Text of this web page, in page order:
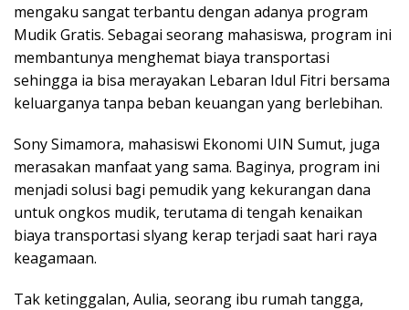
mengaku sangat terbantu dengan adanya program
Mudik Gratis. Sebagai seorang mahasiswa, program ini
membantunya menghemat biaya transportasi
sehingga ia bisa merayakan Lebaran Idul Fitri bersama
keluarganya tanpa beban keuangan yang berlebihan.
Sony Simamora, mahasiswi Ekonomi UIN Sumut, juga
merasakan manfaat yang sama. Baginya, program ini
menjadi solusi bagi pemudik yang kekurangan dana
untuk ongkos mudik, terutama di tengah kenaikan
biaya transportasi slyang kerap terjadi saat hari raya
keagamaan.
Tak ketinggalan, Aulia, seorang ibu rumah tangga,